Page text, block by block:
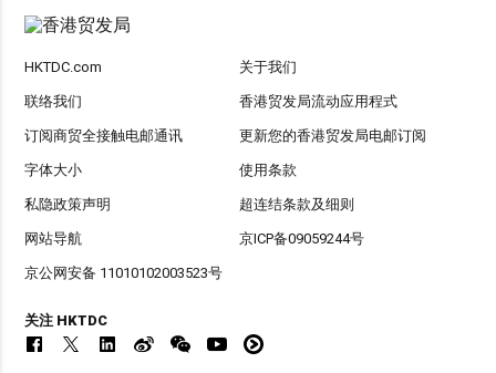
HKTDC.com 关于我们
联络我们 香港贸发局流动应用程式
订阅商贸全接触电邮通讯 更新您的香港贸发局电邮订阅
字体大小 使用条款
私隐政策声明 超连结条款及细则
网站导航 京ICP备09059244号
京公网安备 11010102003523号
关注 HKTDC